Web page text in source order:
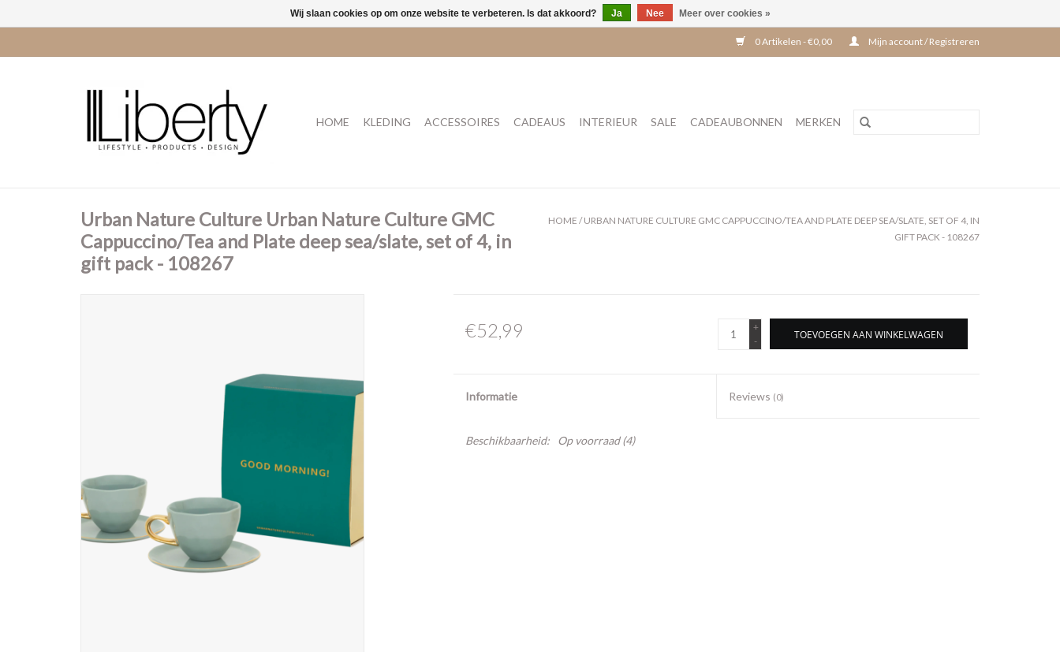
0 Artikelen - €0,00 Mijn account / Registreren
HOME KLEDING ACCESSOIRES CADEAUS INTERIEUR SALE CADEAUBONNEN MERKEN
Urban Nature Culture Urban Nature Culture GMC
Cappuccino/Tea and Plate deep sea/slate, set of 4, in
gift pack - 108267
HOME /URBAN NATURE CULTURE GMC CAPPUCCINO/TEA AND PLATE DEEP SEA/SLATE, SET OF 4, IN
GIFT PACK - 108267
€52,99
+
-
TOEVOEGEN AAN WINKELWAGEN
Informatie Reviews (0)
Beschikbaarheid: Op voorraad(4)
Wij slaan cookies op om onze website te verbeteren. Is dat akkoord? Ja Nee Meer over cookies »